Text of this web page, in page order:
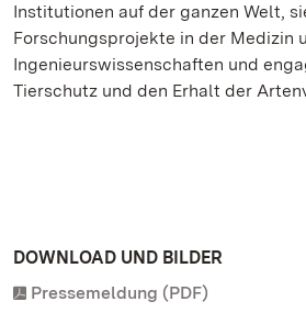
Institutionen auf der ganzen Welt,
Forschungsprojekte in der Medizin
Ingenieurswissenschaften und
Tierschutz und den Erhalt der
DOWNLOAD UND BILDER
Pressemeldung (PDF)